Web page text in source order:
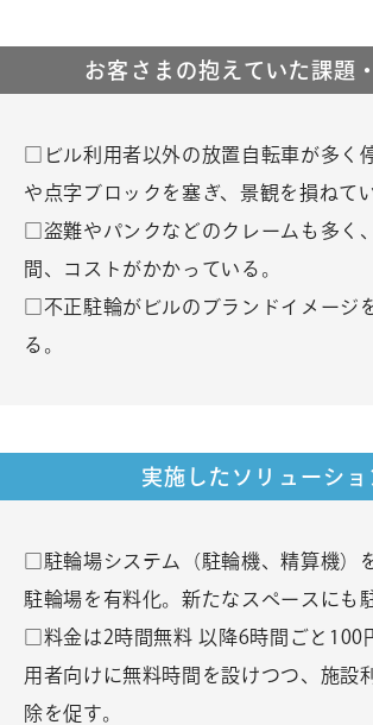
お客さまの抱えていた課題
□ビル利用者以外の放置自転車が多く
や点字ブロックを塞ぎ、景観を損ねて
□盗難やパンクなどのクレームも多く
間、コストがかかっている。
□不正駐輪がビルのブランドイメージ
る。
実施したソリューショ
□駐輪場システム（駐輪機、精算機）
駐輪場を有料化。新たなスペースにも
□料金は2時間無料 以降6時間ごと100
用者向けに無料時間を設けつつ、施設
除を促す。